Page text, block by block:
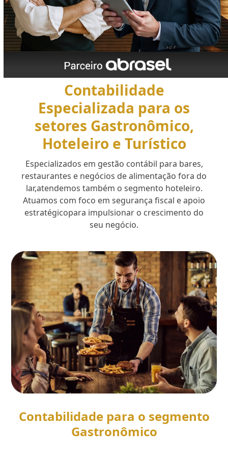
Contabilidade
Especializada para os
setores Gastronômico,
Hoteleiro e Turístico
Especializados em gestão contábil para bares,
restaurantes e negócios de alimentação fora do
lar,atendemos também o segmento hoteleiro.
Atuamos com foco em segurança fiscal e apoio
estratégicopara impulsionar o crescimento do
seu negócio.
Contabilidade para o segmento
Gastronômico